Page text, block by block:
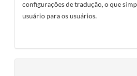
configurações de tradução, o que
usuário para os usuários.